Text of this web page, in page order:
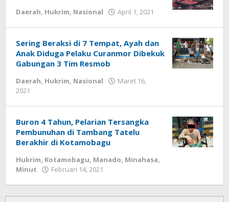
Daerah, Hukrim, Nasional April 1, 2021
oleh
Sering Beraksi di 7 Tempat, Ayah dan
Anak Diduga Pelaku Curanmor Dibekuk
Gabungan 3 Tim Resmob
Daerah, Hukrim, Nasional
Maret 16,
2021
Buron 4 Tahun, Pelarian Tersangka
Pembunuhan di Tambang Tatelu
Berakhir di Kotamobagu
Hukrim, Kotamobagu, Manado, Minahasa,
Minut
Februari 14, 2021